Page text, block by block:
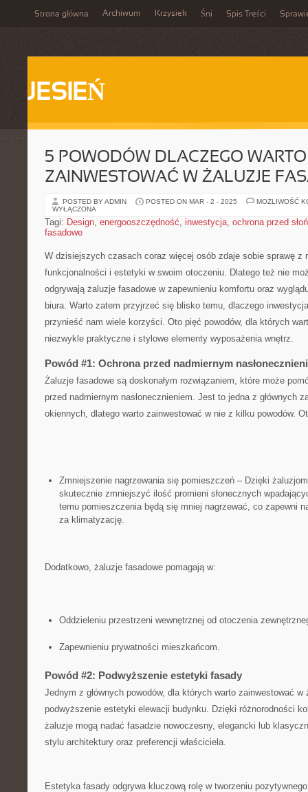
Strona główna Archiwum Krzysiek Śni Spis Treści
JESIEŃ
5 POWODÓW DLACZEGO WARTO
ZAINWESTOWAĆ W ŻALUZJE
POSTED BY ADMIN POSTED ON MAR - 2 - 2025
MOŻLIWOŚĆ
WYŁĄCZONA
Tagi: Design, energooszczędność, inwestycja, ochrona przed
fasadowe
W dzisiejszych czasach coraz więcej osób​ zdaje sobie sprawę z
funkcjonalności​ i‌ estetyki w ⁢swoim otoczeniu. ⁣Dlatego też nie
odgrywają żaluzje‌ fasadowe‍ w zapewnieniu komfortu oraz
biura.⁣ Warto zatem ⁢przyjrzeć się blisko temu, dlaczego
przynieść ⁤nam ​wiele ​korzyści. Oto pięć ‌powodów, dla⁢ których
niezwykle praktyczne i ⁢stylowe ​elementy wyposażenia ‌wnętrz.
Powód #1: Ochrona przed nadmiernym
Żaluzje fasadowe są ​doskonałym rozwiązaniem, które może
‌przed nadmiernym nasłonecznieniem. Jest to‌ jedna‍ z głównych
‌okiennych, dlatego‍ warto zainwestować ‌w ‍nie z kilku powodów.
Zmniejszenie‍ nagrzewania⁢ się pomieszczeń – Dzięki
skutecznie zmniejszyć⁢ ilość promieni słonecznych
temu pomieszczenia będą się mniej nagrzewać, co zapewni
za klimatyzację.
Dodatkowo, żaluzje fasadowe pomagają⁢ w:
Oddzieleniu przestrzeni wewnętrznej​ od otoczenia
Zapewnieniu prywatności mieszkańcom.
Powód #2: Podwyższenie⁤ estetyki fasady
Jednym z głównych powodów, dla⁢ których warto zainwestować
⁢podwyższenie estetyki elewacji budynku. Dzięki różnorodności‍
żaluzje mogą nadać fasadzie nowoczesny, ⁣elegancki lub
stylu architektury oraz⁢ preferencji właściciela.
Estetyka fasady ‍odgrywa kluczową ⁤rolę w tworzeniu⁢